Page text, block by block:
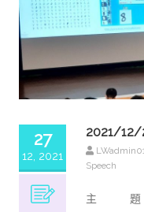
27
12, 2021
2021/12/
LWadmin01
Speech
主 題 ：